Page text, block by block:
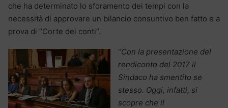
che ha determinato lo sforamento dei tempi con la
necessità di approvare un bilancio consuntivo ben fatto e a
prova di “Corte dei conti”.
“Con la presentazione del
rendiconto del 2017 il
Sindaco ha smentito se
stesso. Oggi, infatti, si
scopre che il